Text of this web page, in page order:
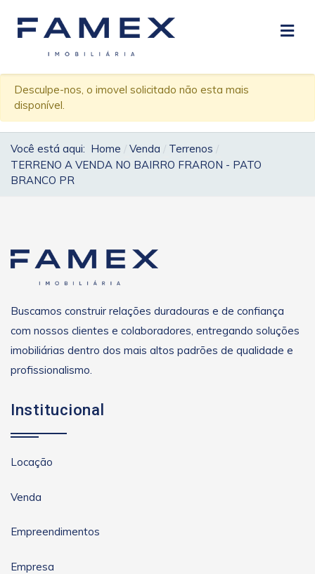
Desculpe-nos, o imovel solicitado não esta mais
disponível.
Você está aqui: Home Venda
Terrenos
TERRENO A VENDA NO BAIRRO FRARON - PATO
BRANCO PR
Buscamos construir relações duradouras e de confiança
com nossos clientes e colaboradores, entregando soluções
imobiliárias dentro dos mais altos padrões de qualidade e
profissionalismo.
Institucional
Locação
Venda
Empreendimentos
Empresa